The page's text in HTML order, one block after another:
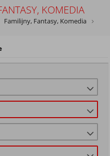
KOMEDIA
Familijny, Fantasy, Komedia